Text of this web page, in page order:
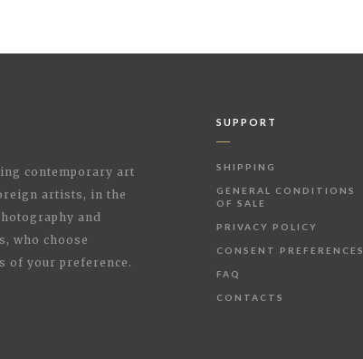
contemporary art
artists, in the
and
who choose
of your preference.
SUPPORT
SHIPPING
GENERAL CONDITIONS
OF SALE
PRIVACY POLICY
CONSENT PREFERENCES
FAQ
CONTACTS